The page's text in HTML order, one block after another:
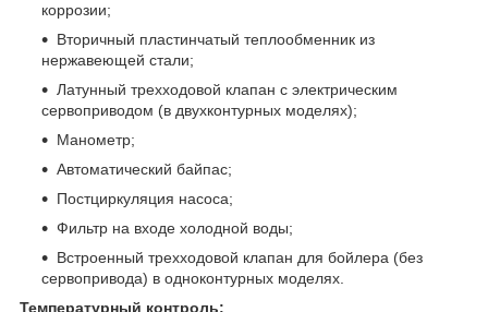
коррозии;
Вторичный пластинчатый теплообменник из
нержавеющей стали;
Латунный трехходовой клапан с электрическим
сервоприводом (в двухконтурных моделях);
Манометр;
Автоматический байпас;
Постциркуляция насоса;
Фильтр на входе холодной воды;
Встроенный трехходовой клапан для бойлера (без
сервопривода) в одноконтурных моделях.
Температурный контроль: